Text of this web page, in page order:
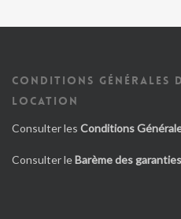
CONDITIONS GÉNÉRALES
LOCATION
Consulter les Conditions
Consulter leBarème des